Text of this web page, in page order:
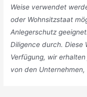
Weise verwendet
oder Wohnsitzstaat
Anlegerschutz
Diligence durch. Diese
Verfügung, wir
von den